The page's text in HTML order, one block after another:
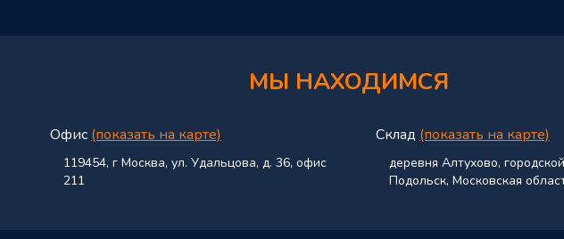
МЫ НАХОДИМСЯ
Офис (показать на карте)
119454, г Москва, ул. Удальцова, д. 36, офис
211
Склад (показать на карте)
деревня Алтухово,
Подольск, Московская